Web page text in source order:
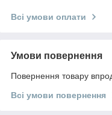
Всі умови оплати
Умови повернення
Повернення товару
Всі умови повернення